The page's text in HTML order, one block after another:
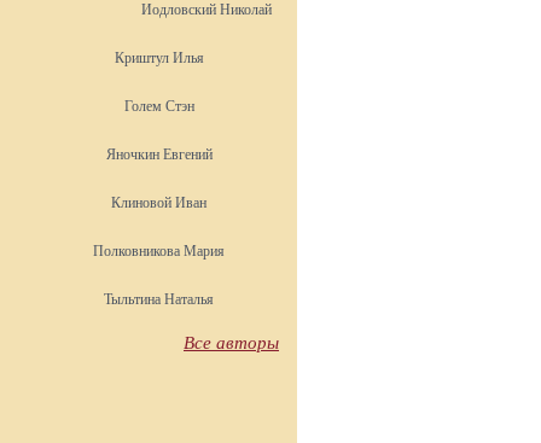
Иодловский Николай
Криштул Илья
Голем Стэн
Яночкин Евгений
Клиновой Иван
Полковникова Мария
Тыльтина Наталья
Все авторы